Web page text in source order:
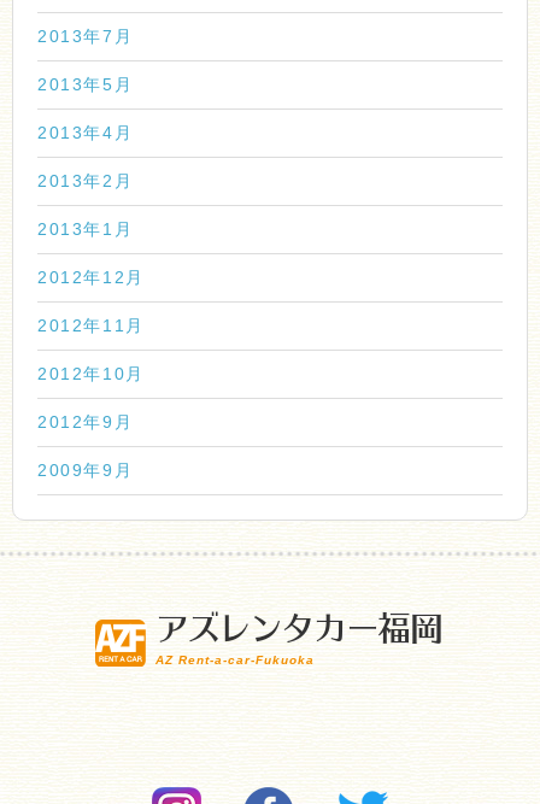
2013年7月
2013年5月
2013年4月
2013年2月
2013年1月
2012年12月
2012年11月
2012年10月
2012年9月
2009年9月
アズレンタカー福岡
AZ Rent-a-car-Fukuoka